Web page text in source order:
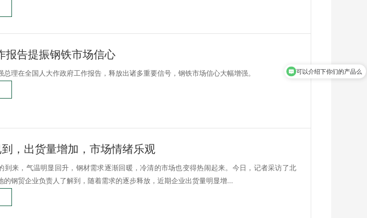
报告提振钢铁市场信心
总理在全国人大作政府工作报告，释放出诸多重要信号，钢铁市场信心大幅增强。
到，出货量增加，市场情绪乐观
到来，气温明显回升，钢材需求逐渐回暖，冷清的市场也变得热闹起来。今日，记者采访了北
的钢贸企业负责人了解到，随着需求的逐步释放，近期企业出货量明显增...
可以介绍下你们的产品么